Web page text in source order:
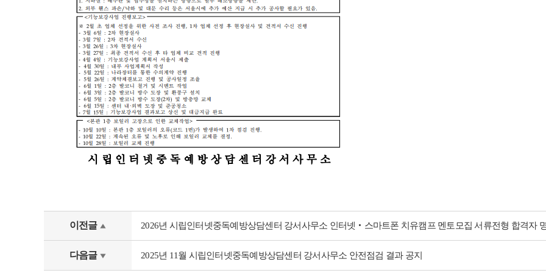
이전글 2026년 시립인터넷중독예방상담센터 강서사무소 인터넷‧스마트폰 치유캠프 멘토모집 서류전형 합격자
다음글 2025년 11월 시립인터넷중독예방상담센터 강서사무소 안전점검 결과 공지